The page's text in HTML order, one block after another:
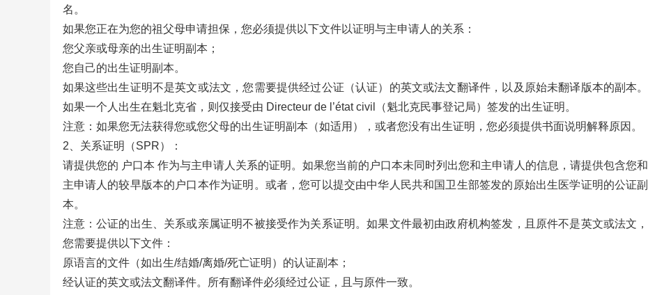
名。
如果您正在为您的祖父母申请担保，您必须提供以下文件以证明与主申请人的关系：
您父亲或母亲的出生证明副本；
您自己的出生证明副本。
如果这些出生证明不是英文或法文，您需要提供经过公证（认证）的英文或法文翻译件，以及原始未翻译版本的副本。
如果一个人出生在魁北克省，则仅接受由 Directeur de l’état civil（魁北克民事登记局）签发的出生证明。
注意：如果您无法获得您或您父母的出生证明副本（如适用），或者您没有出生证明，您必须提供书面说明解释原因。
2、关系证明（SPR）：
请提供您的 户口本 作为与主申请人关系的证明。如果您当前的户口本未同时列出您和主申请人的信息，请提供包含您和
主申请人的较早版本的户口本作为证明。或者，您可以提交由中华人民共和国卫生部签发的原始出生医学证明的公证副
本。
注意：公证的出生、关系或亲属证明不被接受作为关系证明。如果文件最初由政府机构签发，且原件不是英文或法文，
您需要提供以下文件：
原语言的文件（如出生/结婚/离婚/死亡证明）的认证副本；
经认证的英文或法文翻译件。所有翻译件必须经过公证，且与原件一致。